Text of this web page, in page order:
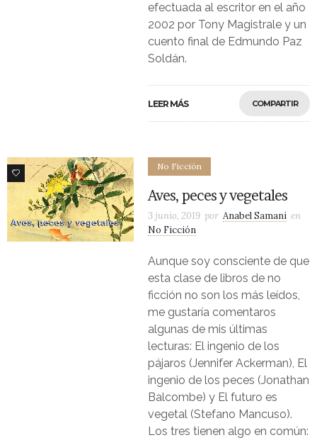
efectuada al escritor en el año
2002 por Tony Magistrale y un
cuento final de Edmundo Paz
Soldán.
LEER MÁS COMPARTIR
1
No Ficción
Aves, peces y vegetales
3 junio, 2019 por Anabel Samani en
No Ficción
Aunque soy consciente de que
esta clase de libros de no
ficción no son los más leídos,
me gustaría comentaros
algunas de mis últimas
lecturas: El ingenio de los
pájaros (Jennifer Ackerman), El
ingenio de los peces (Jonathan
Balcombe) y El futuro es
vegetal (Stefano Mancuso).
Los tres tienen algo en común: